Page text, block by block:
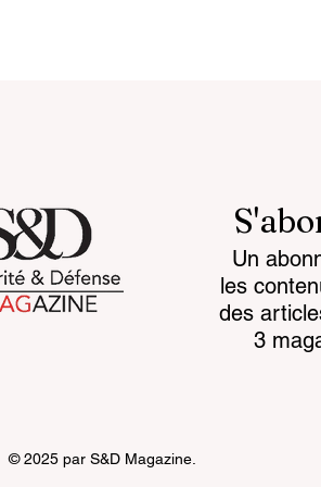
Vidéo intelligente :
l’éthique comme
de la confiance
Un
les
des
3
© 2025 par S&D Magazine.